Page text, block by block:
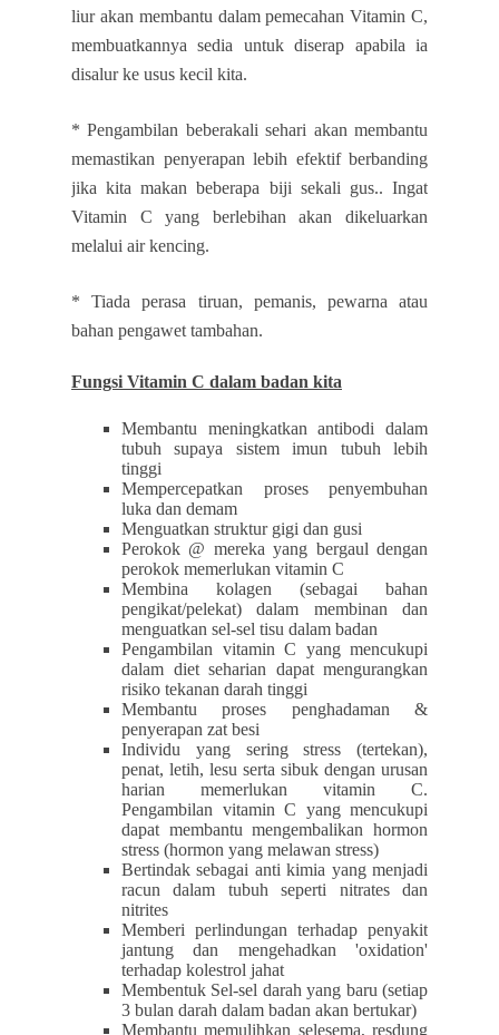
liur akan membantu dalam pemecahan Vitamin C,
membuatkannya sedia untuk diserap apabila ia
disalur ke usus kecil kita.
* Pengambilan beberakali sehari akan membantu
memastikan penyerapan lebih efektif berbanding
jika kita makan beberapa biji sekali gus.. Ingat
Vitamin C yang berlebihan akan dikeluarkan
melalui air kencing.
* Tiada perasa tiruan, pemanis, pewarna atau
bahan pengawet tambahan.
Fungsi Vitamin C dalam badan kita
Membantu meningkatkan antibodi dalam
tubuh supaya sistem imun tubuh lebih
tinggi
Mempercepatkan proses penyembuhan
luka dan demam
Menguatkan struktur gigi dan gusi
Perokok @ mereka yang bergaul dengan
perokok memerlukan vitamin C
Membina kolagen (sebagai bahan
pengikat/pelekat) dalam membinan dan
menguatkan sel-sel tisu dalam badan
Pengambilan vitamin C yang mencukupi
dalam diet seharian dapat mengurangkan
risiko tekanan darah tinggi
Membantu proses penghadaman &
penyerapan zat besi
Individu yang sering stress (tertekan),
penat, letih, lesu serta sibuk dengan urusan
harian memerlukan vitamin C.
Pengambilan vitamin C yang mencukupi
dapat membantu mengembalikan hormon
stress (hormon yang melawan stress)
Bertindak sebagai anti kimia yang menjadi
racun dalam tubuh seperti nitrates dan
nitrites
Memberi perlindungan terhadap penyakit
jantung dan mengehadkan 'oxidation'
terhadap kolestrol jahat
Membentuk Sel-sel darah yang baru (setiap
3 bulan darah dalam badan akan bertukar)
Membantu memulihkan selesema, resdung